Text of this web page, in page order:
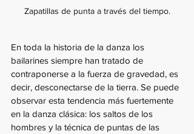
Zapatillas de punta a través del tiempo.
En toda la historia de la danza los
bailarines siempre han tratado de
contraponerse a la fuerza de gravedad, es
decir, desconectarse de la tierra. Se puede
observar esta tendencia más fuertemente
en la danza clásica: los saltos de los
hombres y la técnica de puntas de las